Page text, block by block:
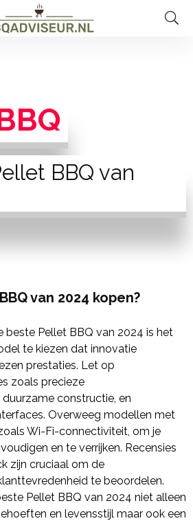
BBQ van
van 2024 kopen?
beste Pellet BBQ van 2024 is het
te kiezen dat innovatie
prestaties. Let op
zoals precieze
constructie, en
Overweeg modellen met
Wi-Fi-connectiviteit, om je
en te verrijken. Recensies
zijn cruciaal om de
te beoordelen.
Pellet BBQ van 2024 niet alleen
en levensstijl maar ook een